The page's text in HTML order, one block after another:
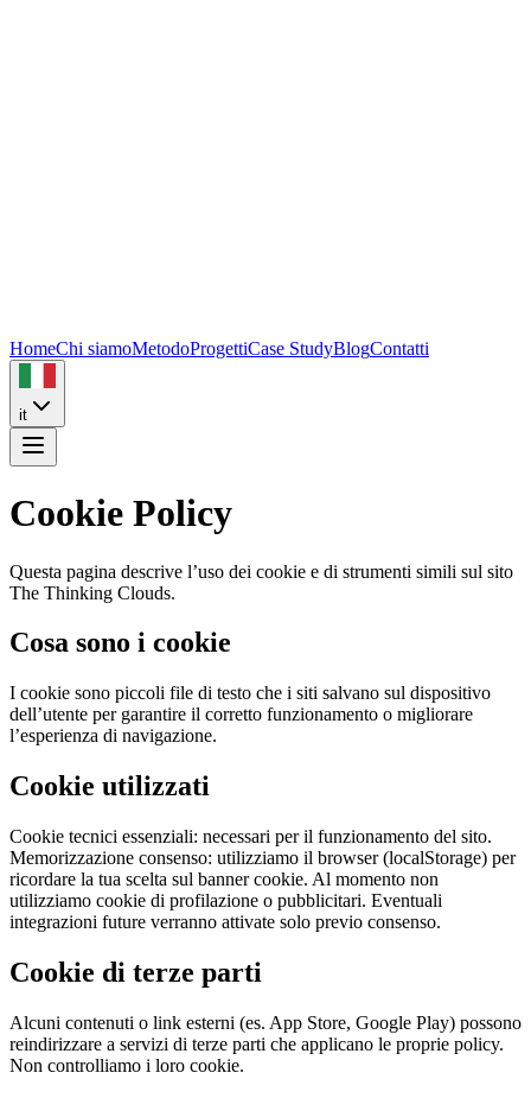
HomeChi siamoMetodoProgettiCase StudyBlogContatti
it
Cookie Policy
Questa pagina descrive l’uso dei cookie e di strumenti simili sul sito
The Thinking Clouds.
Cosa sono i cookie
I cookie sono piccoli file di testo che i siti salvano sul dispositivo
dell’utente per garantire il corretto funzionamento o migliorare
l’esperienza di navigazione.
Cookie utilizzati
Cookie tecnici essenziali: necessari per il funzionamento del sito.
Memorizzazione consenso: utilizziamo il browser (localStorage) per
ricordare la tua scelta sul banner cookie. Al momento non
utilizziamo cookie di profilazione o pubblicitari. Eventuali
integrazioni future verranno attivate solo previo consenso.
Cookie di terze parti
Alcuni contenuti o link esterni (es. App Store, Google Play) possono
reindirizzare a servizi di terze parti che applicano le proprie policy.
Non controlliamo i loro cookie.